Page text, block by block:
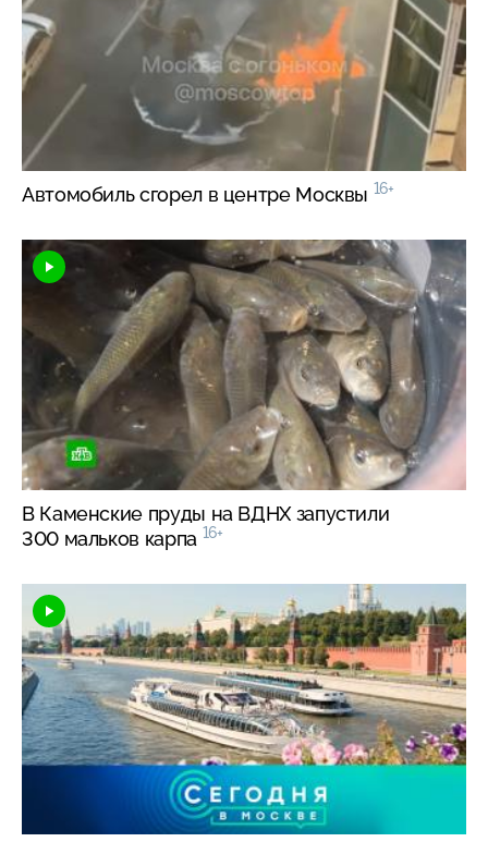
Автомобиль сгорел в центре Москвы 16+
В Каменские пруды на ВДНХ запустили
300 мальков карпа 16+